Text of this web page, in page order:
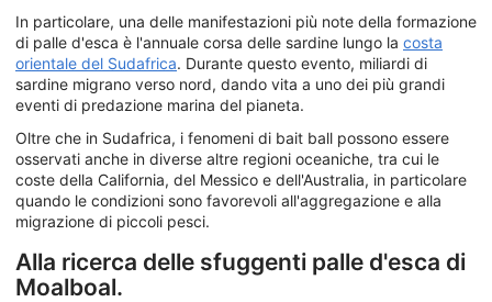
In particolare, una delle manifestazioni più note della formazione
di palle d'esca è l'annuale corsa delle sardine lungo la costa
orientale del Sudafrica. Durante questo evento, miliardi di
sardine migrano verso nord, dando vita a uno dei più grandi
eventi di predazione marina del pianeta.
Oltre che in Sudafrica, i fenomeni di bait ball possono essere
osservati anche in diverse altre regioni oceaniche, tra cui le
coste della California, del Messico e dell'Australia, in particolare
quando le condizioni sono favorevoli all'aggregazione e alla
migrazione di piccoli pesci.
Alla ricerca delle sfuggenti palle d'esca di
Moalboal.